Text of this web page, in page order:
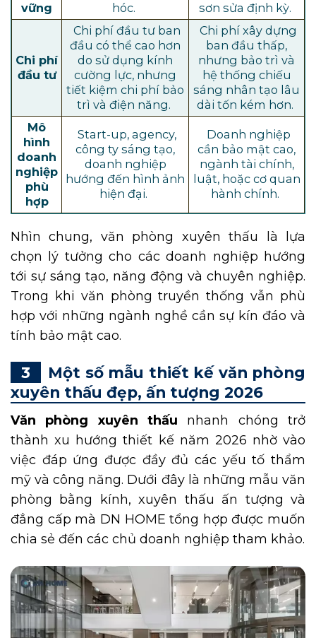
vững
hóc.
sơn sửa định kỳ.
Chi phí
đầu tư
Chi phí đầu tư ban
đầu có thể cao hơn
do sử dụng kính
cường lực, nhưng
tiết kiệm chi phí bảo
trì và điện năng.
Chi phí xây dựng
ban đầu thấp,
nhưng bảo trì và
hệ thống chiếu
sáng nhân tạo lâu
dài tốn kém hơn.
Mô
hình
doanh
nghiệp
phù
hợp
Start-up, agency,
công ty sáng tạo,
doanh nghiệp
hướng đến hình ảnh
hiện đại.
Doanh nghiệp
cần bảo mật cao,
ngành tài chính,
luật, hoặc cơ quan
hành chính.
Nhìn chung, văn phòng xuyên thấu là lựa
chọn lý tưởng cho các doanh nghiệp hướng
tới sự sáng tạo, năng động và chuyên nghiệp.
Trong khi văn phòng truyền thống vẫn phù
hợp với những ngành nghề cần sự kín đáo và
tính bảo mật cao.
Một số mẫu thiết kế văn phòng
xuyên thấu đẹp, ấn tượng 2026
Văn phòng xuyên thấu nhanh chóng trở
thành xu hướng thiết kế năm 2026 nhờ vào
việc đáp ứng được đầy đủ các yếu tố thẩm
mỹ và công năng. Dưới đây là những mẫu văn
phòng bằng kính, xuyên thấu ấn tượng và
đẳng cấp mà DN HOME tổng hợp được muốn
chia sẻ đến các chủ doanh nghiệp tham khảo.